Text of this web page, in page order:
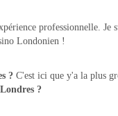
professionnelle. Je
Londonien !
? C'est ici que y'a la plus
?